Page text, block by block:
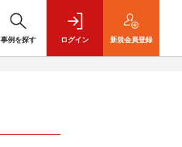
事例を探す ログイン 新規会員登録